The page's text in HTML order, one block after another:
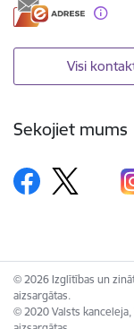
Visi
Sekojiet mums
© 2026 Izglītības un
aizsargātas.
© 2020 Valsts